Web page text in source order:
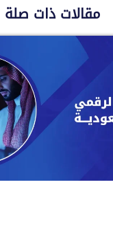
مقالات ذات صلة